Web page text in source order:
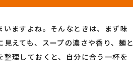
ますよね。そんなときは、まず味
えても、スープの濃さや香り、麺と
理しておくと、自分に合う一杯を